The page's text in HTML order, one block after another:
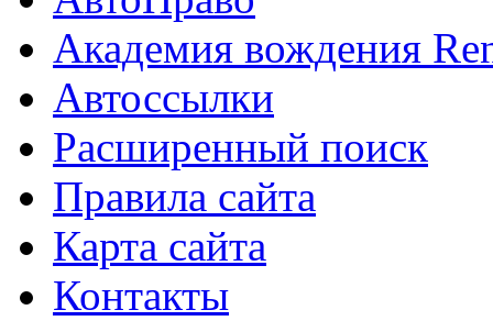
Академия вождения
Автоссылки
Расширенный поиск
Правила сайта
Карта сайта
Контакты